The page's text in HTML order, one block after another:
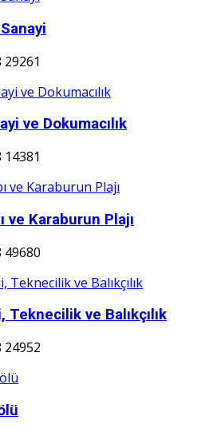
29261
ve Dokumacılık
14381
ve Karaburun Plajı
49680
Teknecilik ve Balıkçılık
24952